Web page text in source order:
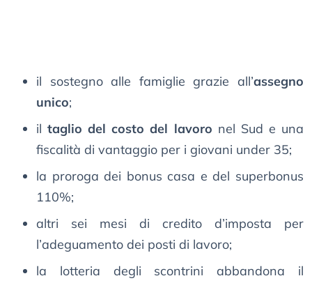
il sostegno alle famiglie grazie all’assegno
unico;
iltaglio del costo del lavoro nel Sud e una
fiscalità di vantaggio per i giovani under 35;
la proroga dei bonus casa e del superbonus
110%;
altri sei mesi di credito d’imposta per
l’adeguamento dei posti di lavoro;
la lotteria degli scontrini abbandona il